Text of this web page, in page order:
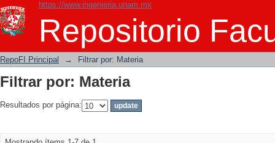
https://www.ingenieria.unam.mx
Repositorio
Filtrar por: Materia
RepoFI Principal → Filtrar por: Materia
Filtrar por: Materia
Resultados por página: